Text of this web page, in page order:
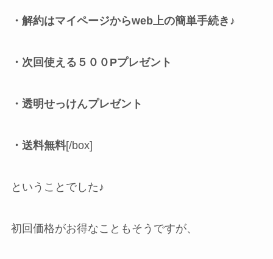
・解約はマイページからweb上の簡単手続き♪
・次回使える５００Pプレゼント
・透明せっけんプレゼント
・送料無料[/box]
ということでした♪
初回価格がお得なこともそうですが、